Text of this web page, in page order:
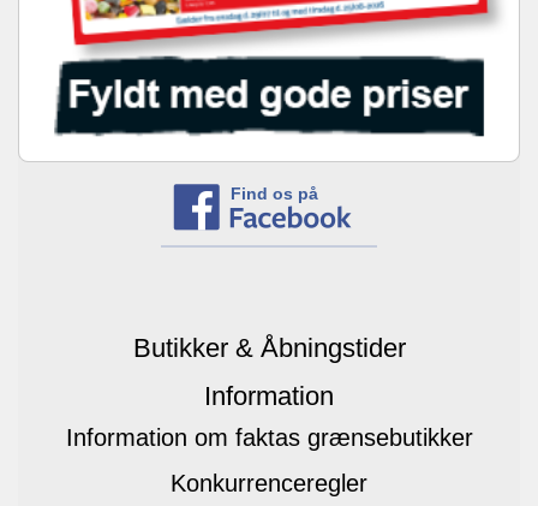
Find os på
Butikker & Åbningstider
Information
Information om faktas grænsebutikker
Konkurrenceregler